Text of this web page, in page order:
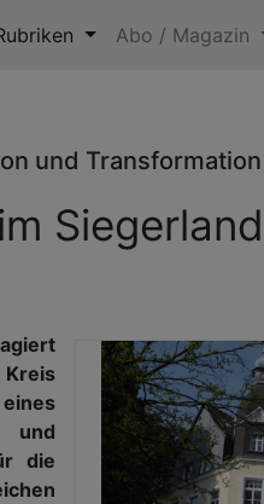
Abo / Magazin
und Transformation
Siegerland
Kreis
die